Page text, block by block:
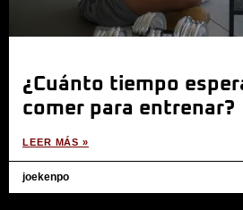
¿Cuánto tiempo
comer para entrenar?
LEER MÁS »
joekenpo